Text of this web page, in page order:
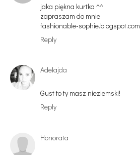
jaka piękna kurtka ^^
zapraszam do mnie
fashionable-sophie.blogspot.com
Reply
Adelajda
Gust to ty masz nieziemski!
Reply
Honorata